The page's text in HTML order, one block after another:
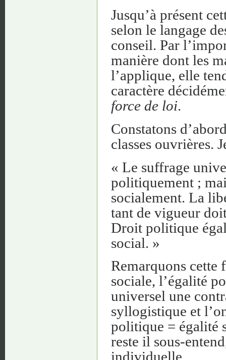
Jusqu’à présent
selon le langage
conseil. Par
manière dont les
l’applique, elle
caractère
force de loi.
Constatons
classes ouvrières.
« Le suffrage
politiquement ;
socialement. La
tant de vigueur
Droit politique
social. »
Remarquons cette
sociale, l’égalité
universel une
syllogistique et
politique = égalité
reste il sous-
individuelle.